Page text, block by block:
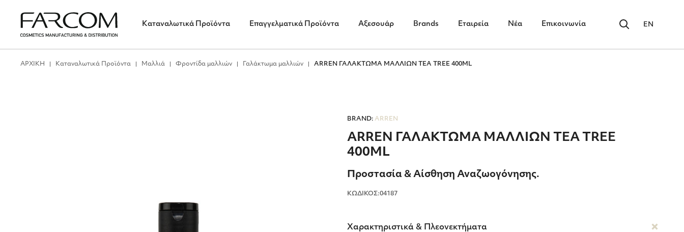
Καταναλωτικά Προϊόντα Επαγγελματικά Προϊόντα Αξεσουάρ Brands Εταιρεία Νέα Επικοινωνία EN
ΑΡΧΙΚΗ Καταναλωτικά Προϊόντα Μαλλιά Φροντίδα μαλλιών Γαλάκτωμα μαλλιών ARREN ΓΑΛΑΚΤΩΜΑ ΜΑΛΛΙΩΝ TEA TREE 400ML
BRAND: ARREN
ARREN ΓΑΛΑΚΤΩΜΑ ΜΑΛΛΙΩΝ TEA TREE
400ML
Προστασία & Αίσθηση Αναζωογόνησης.
ΚΩΔΙΚΟΣ:04187
Χαρακτηριστικά & Πλεονεκτήματα